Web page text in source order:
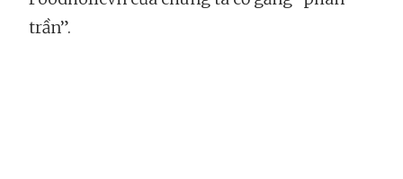
trần”.